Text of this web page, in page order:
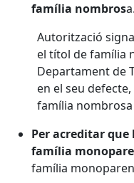
família nombrosa.
Autorització
el títol de família
Departament de
en el seu
família
Per acreditar
família
família